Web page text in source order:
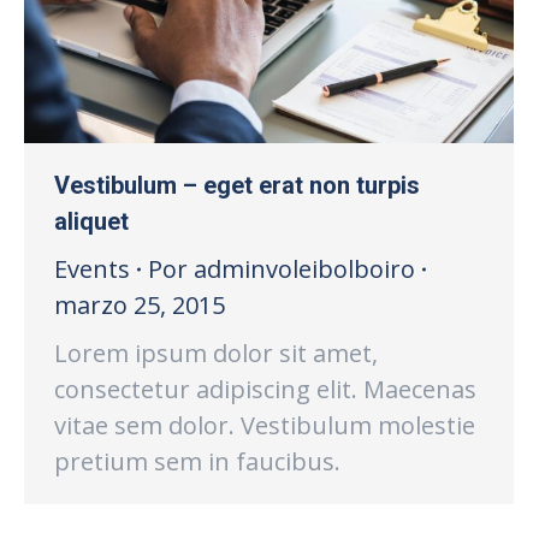
Vestibulum – eget erat non turpis
aliquet
Events Por adminvoleibolboiro
marzo 25, 2015
Lorem ipsum dolor sit amet,
consectetur adipiscing elit. Maecenas
vitae sem dolor. Vestibulum molestie
pretium sem in faucibus.